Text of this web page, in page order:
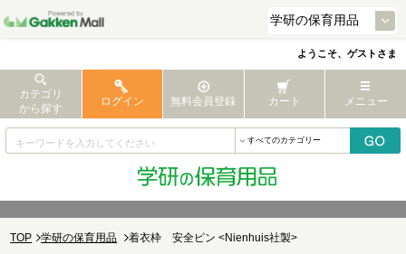
ようこそ、ゲストさま
カテゴリ
から探す
ログイン 無料会員登録 カート メニュー
TOP 学研の保育用品 着衣枠 安全ピン <Nienhuis社製>